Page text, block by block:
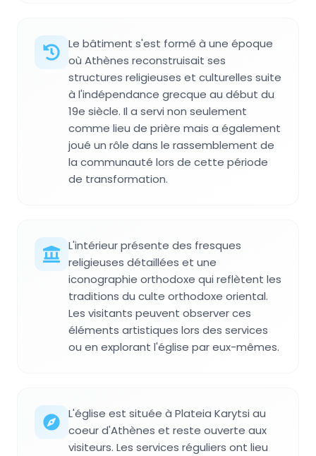
Le bâtiment s'est formé à une époque
où Athènes reconstruisait ses
structures religieuses et culturelles suite
à l'indépendance grecque au début du
19e siècle. Il a servi non seulement
comme lieu de prière mais a également
joué un rôle dans le rassemblement de
la communauté lors de cette période
de transformation.
L'intérieur présente des fresques
religieuses détaillées et une
iconographie orthodoxe qui reflètent les
traditions du culte orthodoxe oriental.
Les visitants peuvent observer ces
éléments artistiques lors des services
ou en explorant l'église par eux-mêmes.
L'église est située à Plateia Karytsi au
coeur d'Athènes et reste ouverte aux
visiteurs. Les services réguliers ont lieu